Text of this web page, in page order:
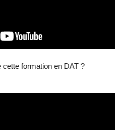
cette formation en DAT ?